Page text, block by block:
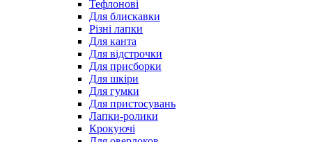
Тефлонові
Для блискавки
Різні лапки
Для канта
Для відстрочки
Для присборки
Для шкіри
Для гумки
Для пристосувань
Лапки-ролики
Крокуючі